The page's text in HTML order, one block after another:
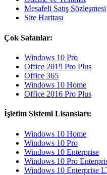
Mesafeli Satış Sözleşmesi
Site Haritası
Çok Satanlar:
Windows 10 Pro
Office 2019 Pro Plus
Office 365
Windows 10 Home
Office 2016 Pro Plus
İşletim Sistemi Lisansları:
Windows 10 Home
Windows 10 Pro
Windows 10 Enterprise
Windows 10 Pro
Windows 10 Enterprise